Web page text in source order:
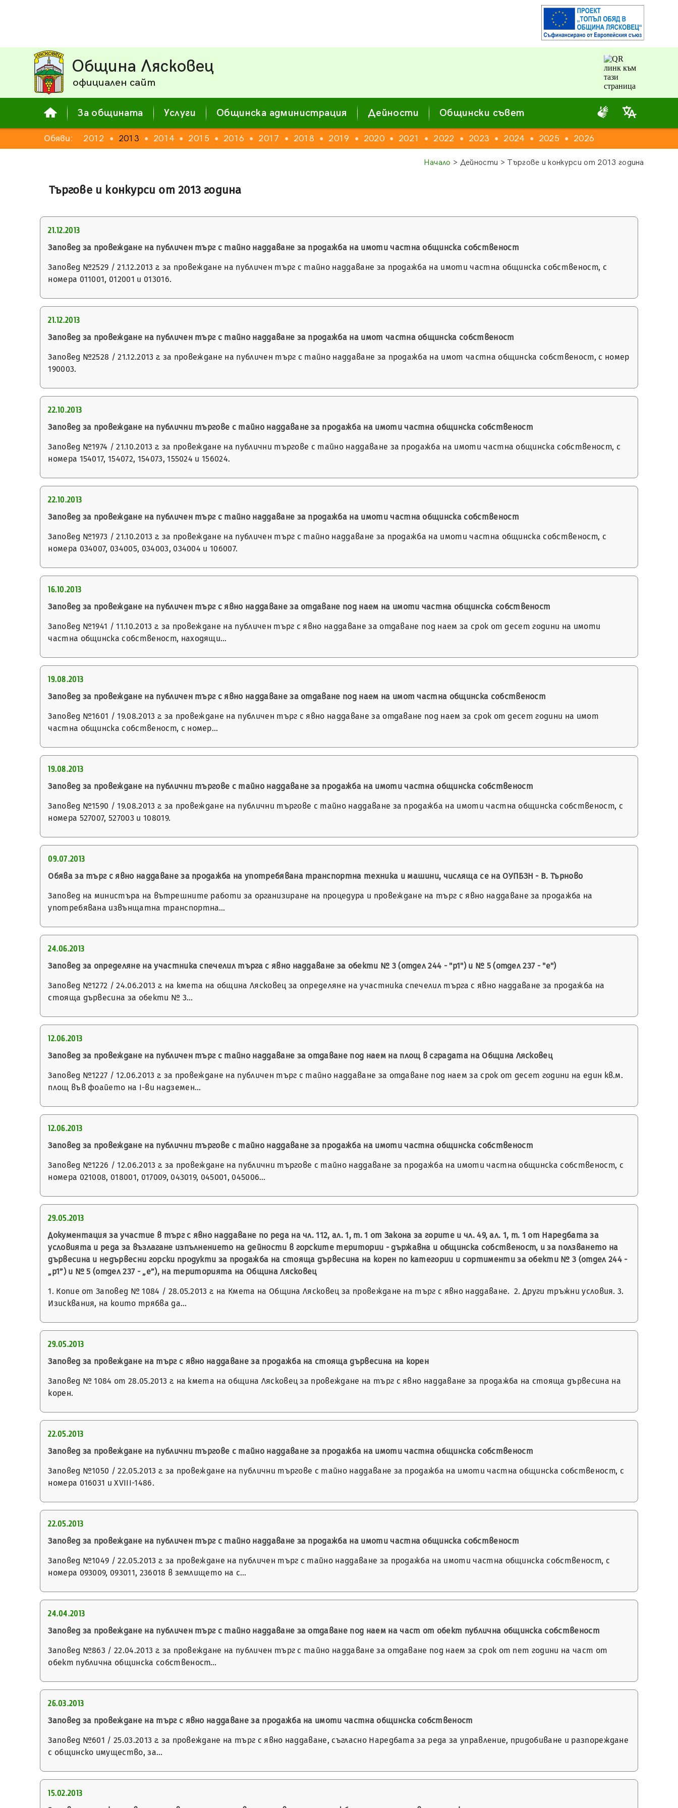
Община Лясковец
официален сайт
За общината Услуги Общинска администрация Дейности Общински съвет
Обяви: 2012 ● 2013 ● 2014 ● 2015 ● 2016 ● 2017 ● 2018 ● 2019 ● 2020 ● 2021 ● 2022 ● 2023 ● 2024 ● 2025 ● 2026
Начало > Дейности > Търгове и конкурси от 2013 година
Търгове и конкурси от 2013 година
21.12.2013
Заповед за провеждане на публичен търг с тайно наддаване за продажба на имоти частна общинска собственост
Заповед №2529 / 21.12.2013 г. за провеждане на публичен търг с тайно наддаване за продажба на имоти частна общинска собственост, с
номера 011001, 012001 и 013016.
21.12.2013
Заповед за провеждане на публичен търг с тайно наддаване за продажба на имот частна общинска собственост
Заповед №2528 / 21.12.2013 г. за провеждане на публичен търг с тайно наддаване за продажба на имот частна общинска собственост, с номер
190003.
22.10.2013
Заповед за провеждане на публични търгове с тайно наддаване за продажба на имоти частна общинска собственост
Заповед №1974 / 21.10.2013 г. за провеждане на публични търгове с тайно наддаване за продажба на имоти частна общинска собственост, с
номера 154017, 154072, 154073, 155024 и 156024.
22.10.2013
Заповед за провеждане на публичен търг с тайно наддаване за продажба на имоти частна общинска собственост
Заповед №1973 / 21.10.2013 г. за провеждане на публичен търг с тайно наддаване за продажба на имоти частна общинска собственост, с
номера 034007, 034005, 034003, 034004 и 106007.
16.10.2013
Заповед за провеждане на публичен търг с явно наддаване за отдаване под наем на имоти частна общинска собственост
Заповед №1941 / 11.10.2013 г. за провеждане на публичен търг с явно наддаване за отдаване под наем за срок от десет години на имоти
частна общинска собственост, находящи…
19.08.2013
Заповед за провеждане на публичен търг с явно наддаване за отдаване под наем на имот частна общинска собственост
Заповед №1601 / 19.08.2013 г. за провеждане на публичен търг с явно наддаване за отдаване под наем за срок от десет години на имот
частна общинска собственост, с номер…
19.08.2013
Заповед за провеждане на публични търгове с тайно наддаване за продажба на имоти частна общинска собственост
Заповед №1590 / 19.08.2013 г. за провеждане на публични търгове с тайно наддаване за продажба на имоти частна общинска собственост, с
номера 527007, 527003 и 108019.
09.07.2013
Обява за търг с явно наддаване за продажба на употребявана транспортна техника и машини, числяща се на ОУПБЗН - В. Търново
Заповед на министъра на вътрешните работи за организиране на процедура и провеждане на търг с явно наддаване за продажба на
употребявана извънщатна транспортна…
24.06.2013
Заповед за определяне на участника спечелил търга с явно наддаване за обекти № 3 (отдел 244 - "р1") и № 5 (отдел 237 - "е")
Заповед №1272 / 24.06.2013 г. на кмета на община Лясковец за определяне на участника спечелил търга с явно наддаване за продажба на
стояща дървесина за обекти № 3…
12.06.2013
Заповед за провеждане на публичен търг с тайно наддаване за отдаване под наем на площ в сградата на Община Лясковец
Заповед №1227 / 12.06.2013 г. за провеждане на публичен търг с тайно наддаване за отдаване под наем за срок от десет години на един кв.м.
площ във фоайето на І-ви надземен…
12.06.2013
Заповед за провеждане на публични търгове с тайно наддаване за продажба на имоти частна общинска собственост
Заповед №1226 / 12.06.2013 г. за провеждане на публични търгове с тайно наддаване за продажба на имоти частна общинска собственост, с
номера 021008, 018001, 017009, 043019, 045001, 045006…
29.05.2013
Документация за участие в търг с явно наддаване по реда на чл. 112, ал. 1, т. 1 от Закона за горите и чл. 49, ал. 1, т. 1 от Наредбата за
условията и реда за възлагане изпълнението на дейности в горските територии - държавна и общинска собственост, и за ползването на
дървесина и недървесни горски продукти за продажба на стояща дървесина на корен по категории и сортименти за обекти № 3 (отдел 244 -
„р1”) и № 5 (отдел 237 - „e”), на територията на Община Лясковец
1. Копие от Заповед № 1084 / 28.05.2013 г. на Кмета на Община Лясковец за провеждане на търг с явно наддаване. 2. Други тръжни условия. 3.
Изисквания, на които трябва да…
29.05.2013
Заповед за провеждане на търг с явно наддаване за продажба на стояща дървесина на корен
Заповед № 1084 от 28.05.2013 г. на кмета на община Лясковец за провеждане на търг с явно наддаване за продажба на стояща дървесина на
корен.
22.05.2013
Заповед за провеждане на публични търгове с тайно наддаване за продажба на имоти частна общинска собственост
Заповед №1050 / 22.05.2013 г. за провеждане на публични търгове с тайно наддаване за продажба на имоти частна общинска собственост, с
номера 016031 и XVIII-1486.
22.05.2013
Заповед за провеждане на публичен търг с тайно наддаване за продажба на имоти частна общинска собственост
Заповед №1049 / 22.05.2013 г. за провеждане на публичен търг с тайно наддаване за продажба на имоти частна общинска собственост, с
номера 093009, 093011, 236018 в землището на с…
24.04.2013
Заповед за провеждане на публичен търг с тайно наддаване за отдаване под наем на част от обект публична общинска собственост
Заповед №863 / 22.04.2013 г. за провеждане на публичен търг с тайно наддаване за отдаване под наем за срок от пет години на част от
обект публична общинска собственост…
26.03.2013
Заповед за провеждане на търг с явно наддаване за продажба на имоти частна общинска собственост
Заповед №601 / 25.03.2013 г. за провеждане на търг с явно наддаване, съгласно Наредбата за реда за управление, придобиване и разпореждане
с общинско имущество, за…
15.02.2013